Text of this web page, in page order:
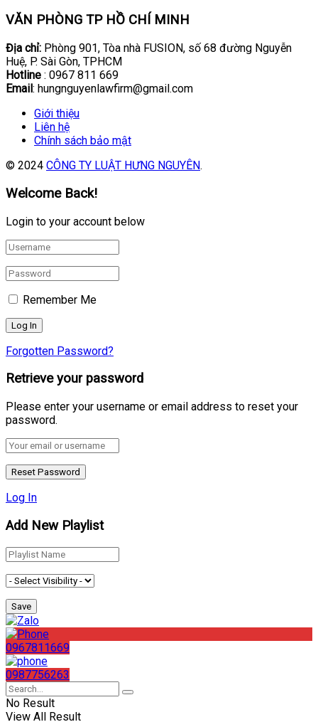
VĂN PHÒNG TP HỒ CHÍ MINH
Địa chỉ: Phòng 901, Tòa nhà FUSION, số 68 đường Nguyễn
Huệ, P. Sài Gòn, TPHCM
Hotline : 0967 811 669
Email : hungnguyenlawfirm@gmail.com
Giới thiệu
Liên hệ
Chính sách bảo mật
© 2024 CÔNG TY LUẬT HƯNG NGUYÊN.
Welcome Back!
Login to your account below
Remember Me
Forgotten Password?
Retrieve your password
Please enter your username or email address to reset your
password.
Log In
Add New Playlist
0967811669
0987756263
No Result
View All Result